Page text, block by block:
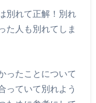
別れて正解！別れ
た人も別れてしま
ったことについて
っていて別れよう